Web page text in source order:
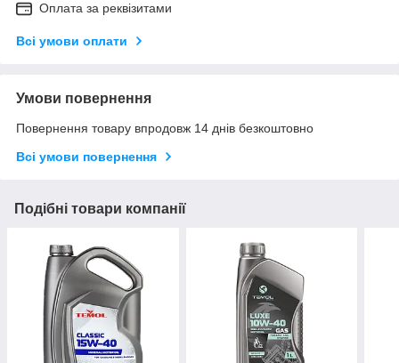
Оплата за реквізитами
Всі умови оплати
Умови повернення
Повернення товару впродовж 14 днів безкоштовно
Всі умови повернення
Подібні товари компанії